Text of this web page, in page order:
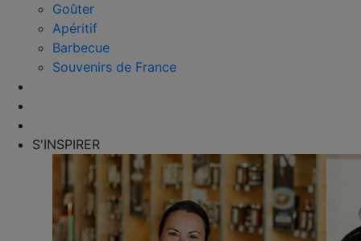
Goûter
Apéritif
Barbecue
Souvenirs de France
S'INSPIRER